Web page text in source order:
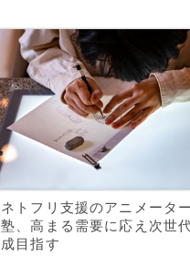
ネトフリ支援のアニメーター
塾、高まる需要に応え次世
成目指す